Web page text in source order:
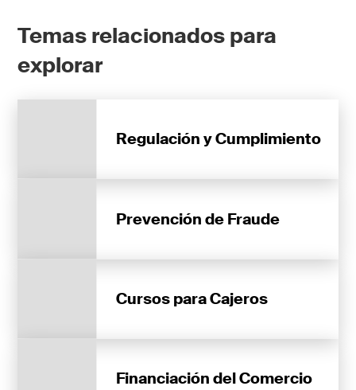
Temas relacionados para
explorar
Regulación y Cumplimiento
Prevención de Fraude
Cursos para Cajeros
Financiación del Comercio